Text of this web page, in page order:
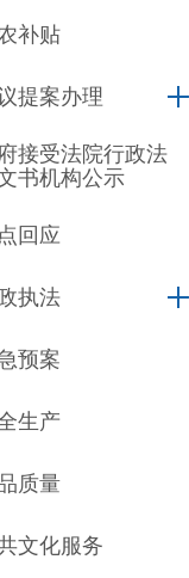
补贴
提案办理
接受法院行政法
书机构公示
回应
执法
预案
生产
质量
文化服务